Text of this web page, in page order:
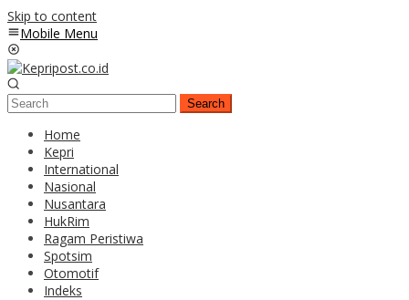
Skip to content
Mobile Menu
Search
Home
Kepri
International
Nasional
Nusantara
HukRim
Ragam Peristiwa
Spotsim
Otomotif
Indeks